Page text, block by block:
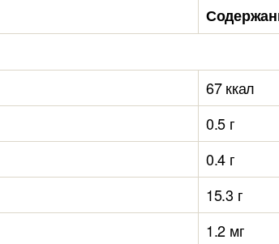
67 ккал
0.5 г
0.4 г
15.3 г
1.2 мг